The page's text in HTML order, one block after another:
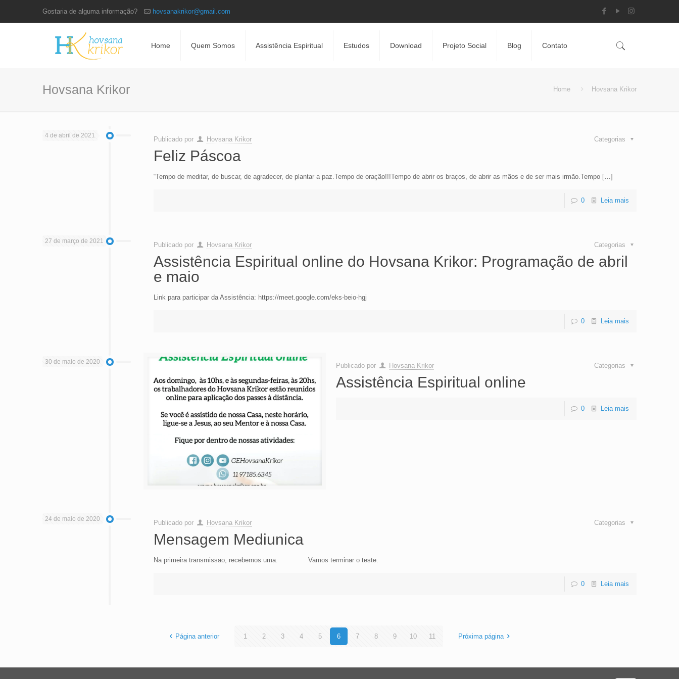
Gostaria de alguma informação? hovsanakrikor@gmail.com
Home Quem Somos Assistência Espiritual Estudos Download Projeto Social Blog Contato
Hovsana Krikor Home Hovsana Krikor
4 de abril de 2021 Publicado por Hovsana Krikor Categorias
Feliz Páscoa
“Tempo de meditar, de buscar, de agradecer, de plantar a paz.Tempo de oração!!!Tempo de abrir os braços, de abrir as mãos e de ser mais irmão.Tempo […]
0 Leia mais
27 de março de 2021 Publicado por Hovsana Krikor Categorias
Assistência Espiritual online do Hovsana Krikor: Programação de abril
e maio
Link para participar da Assistência: https://meet.google.com/eks-beio-hgj
0 Leia mais
30 de maio de 2020 Publicado por Hovsana Krikor Categorias
Assistência Espiritual online
0 Leia mais
24 de maio de 2020 Publicado por Hovsana Krikor Categorias
Mensagem Mediunica
Na primeira transmissao, recebemos uma. Vamos terminar o teste.
0 Leia mais
Página anterior 1 2 3 4 5 6 7 8 9 10 11 Próxima página